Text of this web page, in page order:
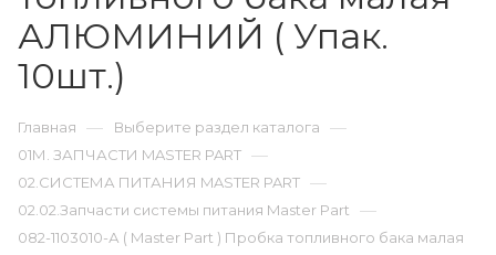
АЛЮМИНИЙ ( Упак.
10шт.)
Главная — Выберите раздел каталога —
01М. ЗАПЧАСТИ MASTER PART —
02.СИСТЕМА ПИТАНИЯ MASTER PART —
02.02.Запчасти системы питания Master Part —
082-1103010-А ( Master Part ) Пробка топливного бака малая